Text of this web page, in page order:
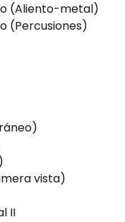
(Aliento-metal)
(Percusiones)
vista)
II